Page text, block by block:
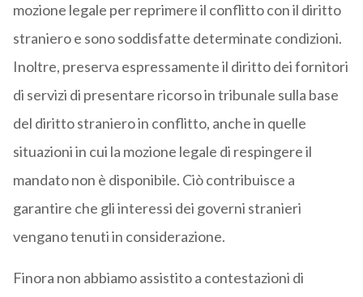
mozione legale per reprimere il conflitto con il diritto
straniero e sono soddisfatte determinate condizioni.
Inoltre, preserva espressamente il diritto dei fornitori
di servizi di presentare ricorso in tribunale sulla base
del diritto straniero in conflitto, anche in quelle
situazioni in cui la mozione legale di respingere il
mandato non è disponibile. Ciò contribuisce a
garantire che gli interessi dei governi stranieri
vengano tenuti in considerazione.
Finora non abbiamo assistito a contestazioni di